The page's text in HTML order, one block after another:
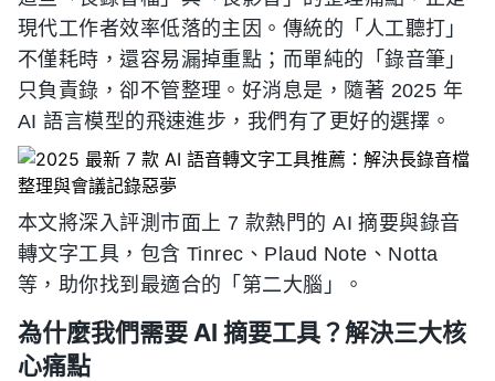
現代工作者效率低落的主因。傳統的「人工聽打」
不僅耗時，還容易漏掉重點；而單純的「錄音筆」
只負責錄，卻不管整理。好消息是，隨著 2025 年
AI 語言模型的飛速進步，我們有了更好的選擇。
本文將深入評測市面上 7 款熱門的 AI 摘要與錄音
轉文字工具，包含 Tinrec、Plaud Note、Notta
等，助你找到最適合的「第二大腦」。
為什麼我們需要 AI 摘要工具？解決三大核
心痛點